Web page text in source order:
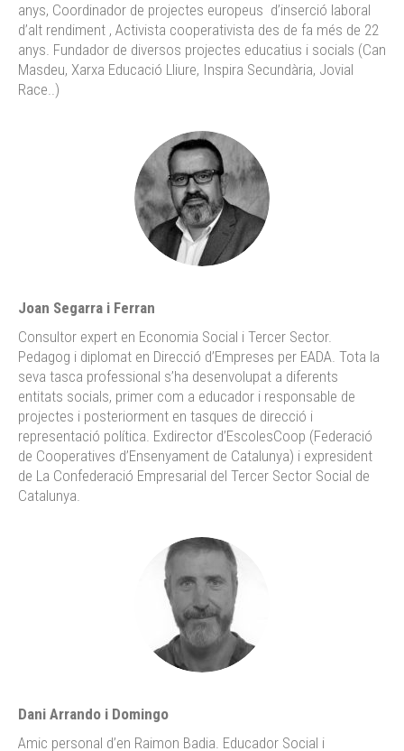
anys, Coordinador de projectes europeus d’inserció laboral
d’alt rendiment , Activista cooperativista des de fa més de 22
anys. Fundador de diversos projectes educatius i socials (Can
Masdeu, Xarxa Educació Lliure, Inspira Secundària, Jovial
Race..)
Joan Segarra i Ferran
Consultor expert en Economia Social i Tercer Sector.
Pedagog i diplomat en Direcció d’Empreses per EADA. Tota la
seva tasca professional s’ha desenvolupat a diferents
entitats socials, primer com a educador i responsable de
projectes i posteriorment en tasques de direcció i
representació política. Exdirector d’EscolesCoop (Federació
de Cooperatives d’Ensenyament de Catalunya) i expresident
de La Confederació Empresarial del Tercer Sector Social de
Catalunya.
Dani Arrando i Domingo
Amic personal d’en Raimon Badia. Educador Social i